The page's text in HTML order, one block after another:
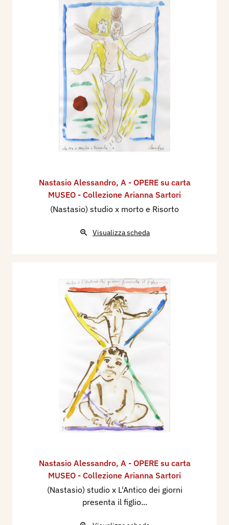
Nastasio Alessandro, A - OPERE su carta
MUSEO - Collezione Arianna Sartori
(Nastasio) studio x morto e Risorto
Visualizza scheda
Nastasio Alessandro, A - OPERE su carta
MUSEO - Collezione Arianna Sartori
(Nastasio) studio x L'Antico dei giorni
presenta il figlio...